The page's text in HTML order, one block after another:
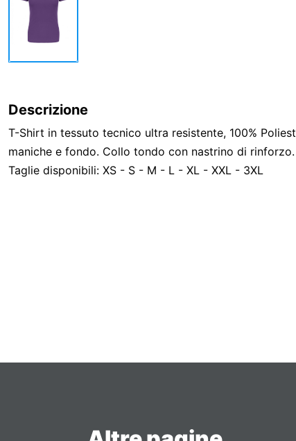
Descrizione
T-Shirt in tessuto tecnico ultra resistente, 100%
maniche e fondo. Collo tondo con nastrino di rinforzo.
Taglie disponibili: XS - S - M - L - XL - XXL - 3XL